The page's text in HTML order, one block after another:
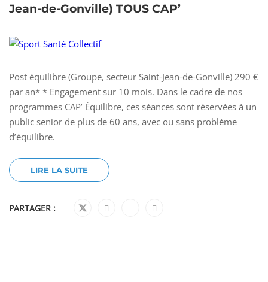
Jean-de-Gonville) TOUS CAP’
Post équilibre (Groupe, secteur Saint-Jean-de-Gonville) 290 €
par an* * Engagement sur 10 mois. Dans le cadre de nos
programmes CAP’ Équilibre, ces séances sont réservées à un
public senior de plus de 60 ans, avec ou sans problème
d’équilibre.
LIRE LA SUITE
PARTAGER :